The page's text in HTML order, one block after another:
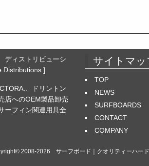
ィストリビューシ
Distributions ]
、ドリントン
店へのOEM製品卸売
ーフィン関連用具全
サイトマッ
TOP
NEWS
SURFBOARDS
CONTACT
COMPANY
2008-2026 サーフボード｜クオリティーハー